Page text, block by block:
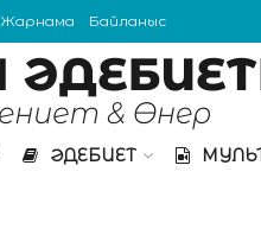
Жарнама Байланыс
ӘДЕБИЕТ